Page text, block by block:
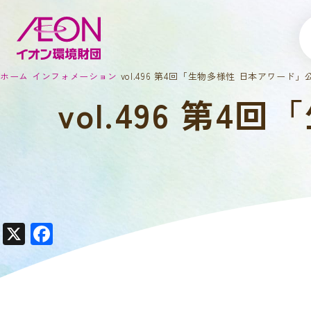
ホーム インフォメーション vol.496 第4回「生物多様性 日本アワード」
vol.496 第4回
X
a